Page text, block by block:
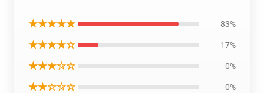
★★★★★ 83%
★★★★☆ 17%
★★★☆☆ 0%
★★☆☆☆ 0%